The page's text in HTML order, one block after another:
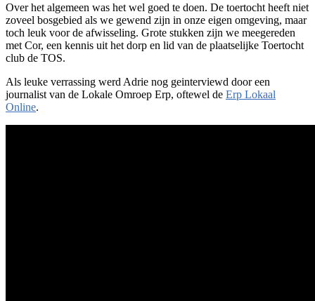
Over het algemeen was het wel goed te doen. De toertocht heeft niet
zoveel bosgebied als we gewend zijn in onze eigen omgeving, maar
toch leuk voor de afwisseling. Grote stukken zijn we meegereden
met Cor, een kennis uit het dorp en lid van de plaatselijke Toertocht
club de TOS.
Als leuke verrassing werd Adrie nog geinterviewd door een
journalist van de Lokale Omroep Erp, oftewel de Erp Lokaal
Online.